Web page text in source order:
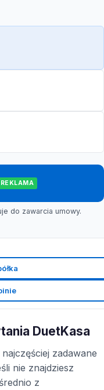
REKLAMA
do zawarcia umowy.
DuetKasa
zadawane
nie znajdziesz
z